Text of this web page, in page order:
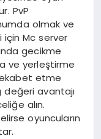
PvP
olmak ve
Mc server
gecikme
ve yerleştirme
etme
avantajı
alın.
oyuncuların